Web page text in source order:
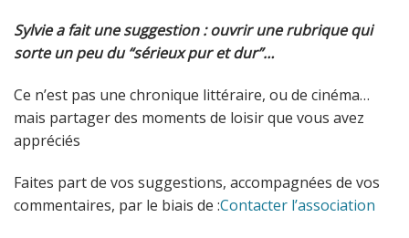
Sylvie a fait une suggestion : ouvrir une rubrique qui
sorte un peu du “sérieux pur et dur”…
Ce n’est pas une chronique littéraire, ou de cinéma…
mais partager des moments de loisir que vous avez
appréciés
Faites part de vos suggestions, accompagnées de vos
commentaires, par le biais de :Contacter l’association